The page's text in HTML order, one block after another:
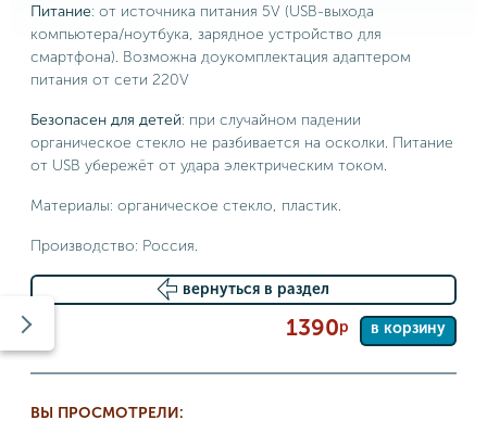
Питание: от источника питания 5V (USB-выхода
компьютера/ноутбука, зарядное устройство для
смартфона). Возможна доукомплектация адаптером
питания от сети 220V
Безопасен для детей: при случайном падении
органическое стекло не разбивается на осколки. Питание
от USB убережёт от удара электрическим током.
Материалы: органическое стекло, пластик.
Производство: Россия.
вернуться в раздел
1390р в корзину
ВЫ ПРОСМОТРЕЛИ: